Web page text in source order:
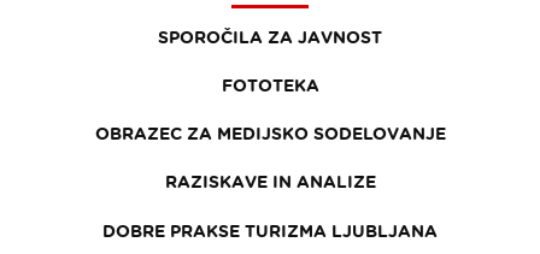
SPOROČILA ZA JAVNOST
FOTOTEKA
OBRAZEC ZA MEDIJSKO SODELOVANJE
RAZISKAVE IN ANALIZE
DOBRE PRAKSE TURIZMA LJUBLJANA